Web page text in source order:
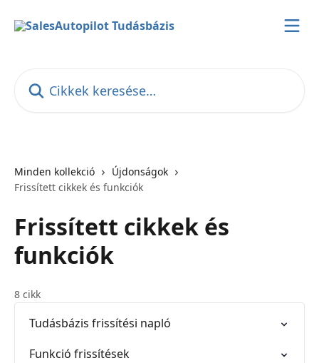
Minden kollekció
Újdonságok
Frissített cikkek és funkciók
Frissített cikkek és
funkciók
8 cikk
Tudásbázis frissítési napló
Funkció frissítések